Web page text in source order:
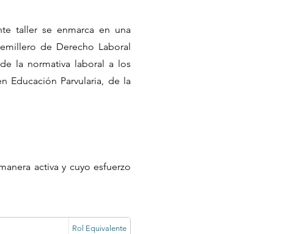
taller se enmarca en una
de Derecho Laboral
la normativa laboral a los
Educación Parvularia, de la
activa y cuyo esfuerzo
Rol Equivalente